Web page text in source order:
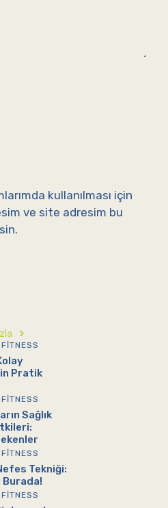
kullanılması için
ve site adresim bu
Pratik
Sağlık
Tekniği:
Burada!